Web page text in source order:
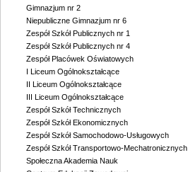
Gimnazjum nr 2
Niepubliczne Gimnazjum nr 6
Zespół Szkół Publicznych nr 1
Zespół Szkół Publicznych nr 4
Zespół Placówek Oświatowych
I Liceum Ogólnokształcące
II Liceum Ogólnokształcące
III Liceum Ogólnokształcące
Zespół Szkół Technicznych
Zespół Szkół Ekonomicznych
Zespół Szkół Samochodowo-Usługowych
Zespół Szkół Transportowo-Mechatronicznych
Społeczna Akademia Nauk